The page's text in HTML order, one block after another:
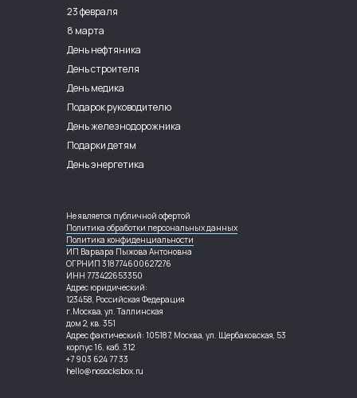
23 февраля
8 марта
День нефтяника
День строителя
День медика
Подарок руководителю
День железнодорожника
Подарки детям
День энергетика
Не является публичной офертой
Политика обработки персональных данных
Политика конфиденциальности
ИП Варвара Пыжова Антоновна
ОГРНИП 318774600627276
ИНН 773422653350
Адрес юридический:
123458, Российская Федерация
г.Москва, ул. Таллинская
дом 2, кв. 351
Адрес фактический: 105187, Москва, ул. Щербаковская, 53
корпус 16, каб. 312
+7 903 624 77 33
hello@nosocksbox.ru